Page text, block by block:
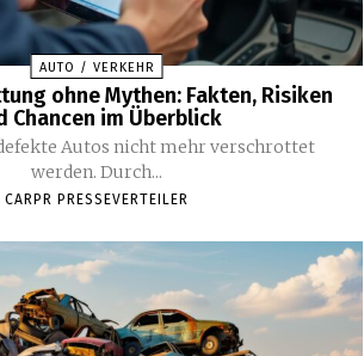
AUTO / VERKEHR
ohne Mythen: Fakten, Risiken
Chancen im Überblick
Autos nicht mehr verschrottet
werden. Durch...
CARPR PRESSEVERTEILER